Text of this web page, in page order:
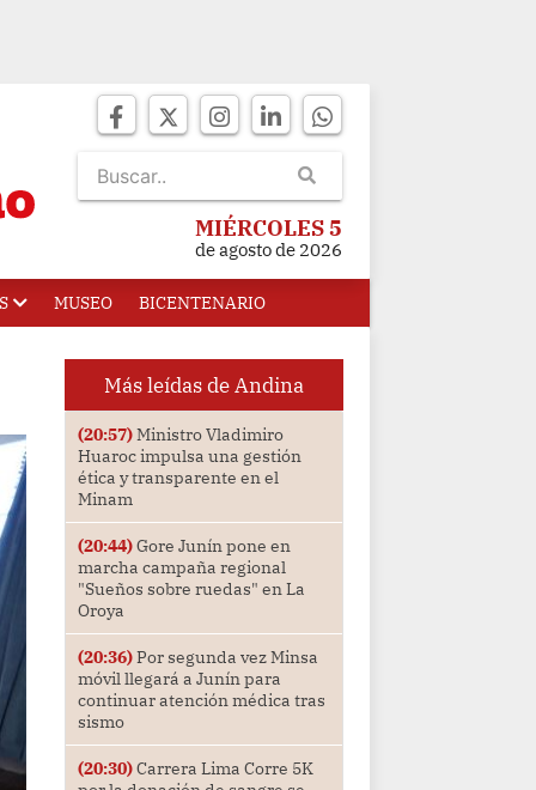
MIÉRCOLES 5
de agosto de 2026
MUSEO BICENTENARIO
Más leídas de Andina
(20:57)Ministro Vladimiro
Huaroc impulsa una gestión
ética y transparente en el
Minam
(20:44)Gore Junín pone en
marcha campaña regional
"Sueños sobre ruedas" en La
Oroya
(20:36)Por segunda vez Minsa
móvil llegará a Junín para
continuar atención médica tras
sismo
(20:30)Carrera Lima Corre 5K